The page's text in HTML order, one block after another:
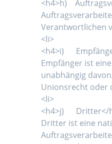
<h4>h)
Verantwortlichen
<li>
<h4>i)
Empfänger ist
unabhängig
Unionsrecht oder
<li>
<h4>j) Dritter</
Dritter ist eine